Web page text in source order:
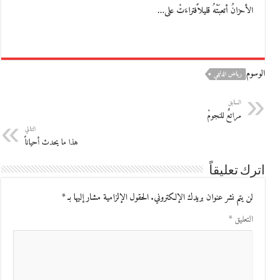
الأحزانُ أتعبَتْهُ قليلاًفتراءَتْ على…
الوسوم رياض الدليمي
السابق
مراتعٌ للنجومْ
التالي
هذا ما يحدث أحياناً
اترك تعليقاً
لن يتم نشر عنوان بريدك الإلكتروني.الحقول الإلزامية مشار إليها بـ*
التعليق*